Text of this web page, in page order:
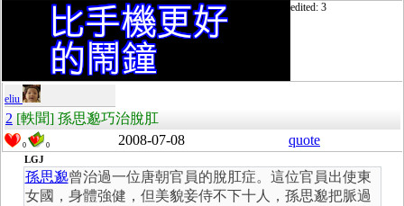
edited: 3
eliu
2 [軼聞] 孫思邈巧治脫肛
0 0 2008-07-08 quote
LGJ
孫思邈曾治過一位唐朝官員的脫肛症。這位官員出使東
女國，身體強健，但美貌妾侍不下十人，孫思邈把脈過